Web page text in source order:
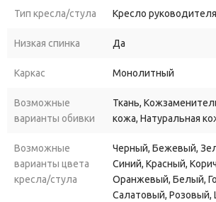
регулировочный по высоте механизм,
встроенный механизм качания,
в выбранном положении.
или для дома, Вы можете в различных
дополнительными модификациями,
Тип кресла/стула Кресло руководителя
Низкая спинка Да
Каркас Монолитный
Возможные
варианты обивки
Ткань,
кожа, Натуральная
Возможные
варианты цвета
кресла/стула
Черный, Бежевый,
Синий, Красный,
Оранжевый, Белый,
Салатовый,